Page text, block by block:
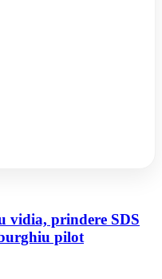
vidia, prindere SDS
pilot